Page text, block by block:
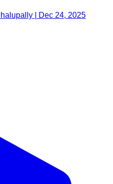
| Dec 24, 2025